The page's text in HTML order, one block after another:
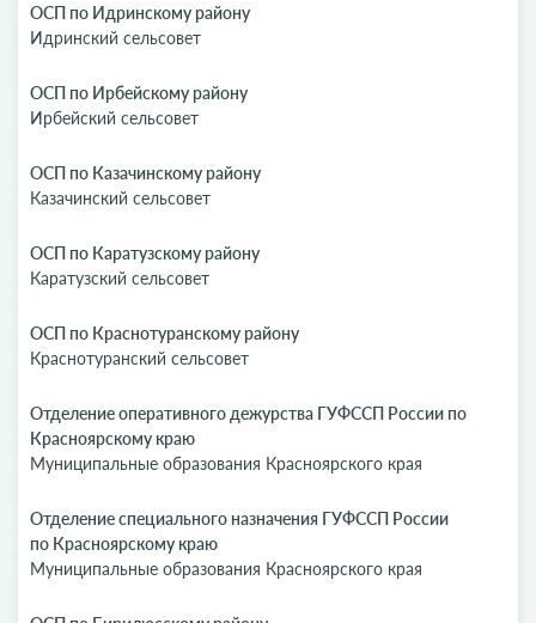
ОСП по Идринскому району
Идринский сельсовет
ОСП по Ирбейскому району
Ирбейский сельсовет
ОСП по Казачинскому району
Казачинский сельсовет
ОСП по Каратузскому району
Каратузский сельсовет
ОСП по Краснотуранскому району
Краснотуранский сельсовет
Отделение оперативного дежурства ГУФССП России по
Красноярскому краю
Муниципальные образования Красноярского края
Отделение специального назначения ГУФССП России
по Красноярскому краю
Муниципальные образования Красноярского края